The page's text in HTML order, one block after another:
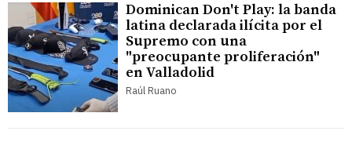
Dominican Don't Play: la banda
latina declarada ilícita por el
Supremo con una
"preocupante proliferación"
en Valladolid
Raúl Ruano